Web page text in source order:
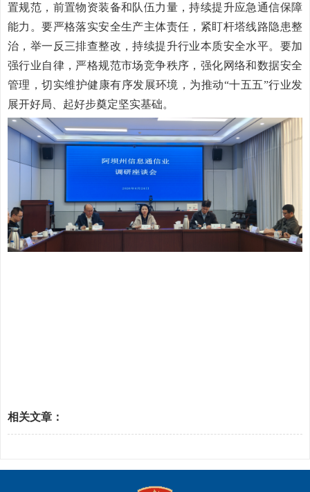
置规范，前置物资装备和队伍力量，持续提升应急通信保障
能力。要严格落实安全生产主体责任，紧盯杆塔线路隐患整
治，举一反三排查整改，持续提升行业本质安全水平。要加
强行业自律，严格规范市场竞争秩序，强化网络和数据安全
管理，切实维护健康有序发展环境，为推动“十五五”行业发
展开好局、起好步奠定坚实基础。
相关文章：